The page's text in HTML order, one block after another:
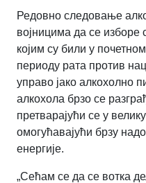
Редовно следовање
војницима да се изборе
којим су били у
периоду рата против
управо јако алкохолно
алкохола брзо се
претварајући се у
омогућавајући брзу
енергије.
„Сећам се да се вотка